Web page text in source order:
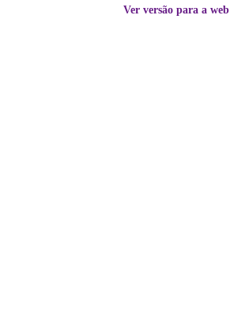
Ver versão para a web